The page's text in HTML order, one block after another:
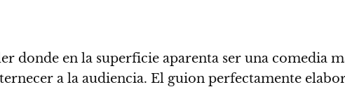
donde en la superficie aparenta ser una comedia
a la audiencia. El guion perfectamente